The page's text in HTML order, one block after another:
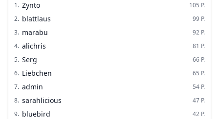
1. Zynto 105 P.
2. blattlaus 99 P.
3. marabu 92 P.
4. alichris 81 P.
5. Serg 66 P.
6. Liebchen 65 P.
7. admin 54 P.
8. sarahlicious 47 P.
9. bluebird 42 P.